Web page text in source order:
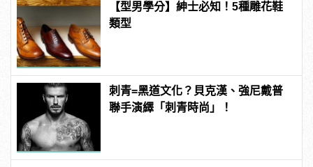
【型男學分】紳士必知！5種雕花鞋
類型
刺青=黑道文化？貝克漢、強尼戴普
聯手演繹「刺青時尚」！